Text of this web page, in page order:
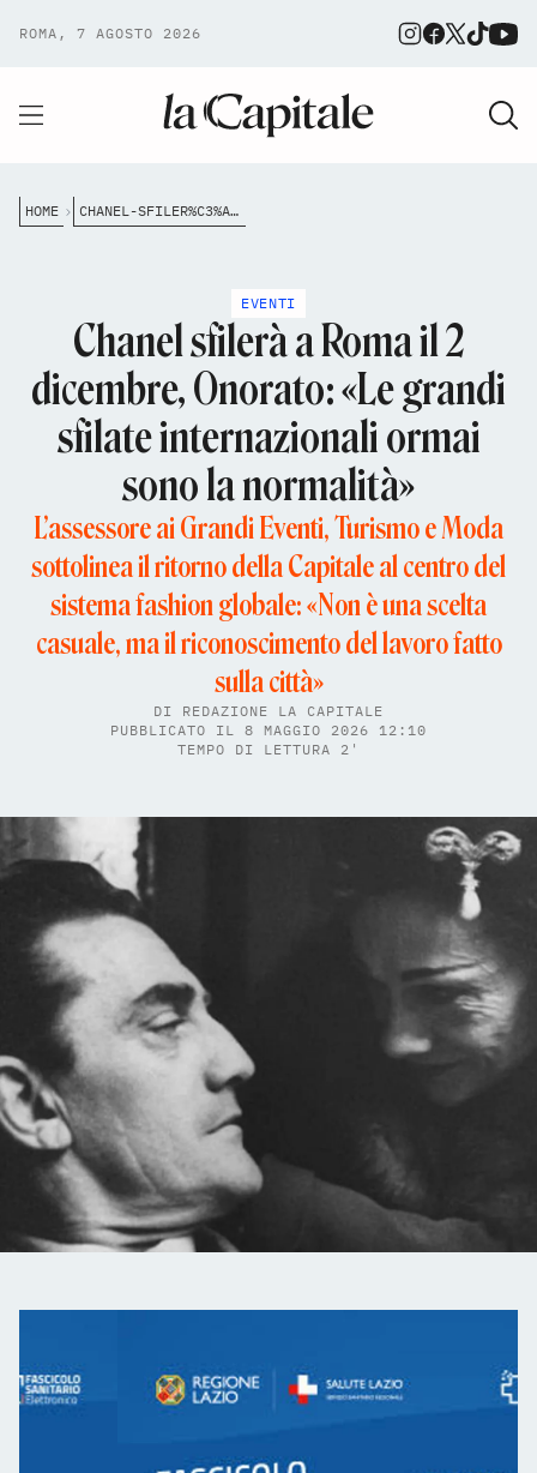
ROMA, 7 AGOSTO 2026
HOME CHANEL-SFILER%C3%A0-A-ROMA-IL-2-DICEMBRE-ONORATO-LE-GRANDI-SFILATE-INTERNAZIONALI-ORMAI-SONO-LA-NORMALIT%C3%A0
EVENTI
Chanel sfilerà a Roma il 2
dicembre, Onorato: «Le grandi
sfilate internazionali ormai
sono la normalità»
L’assessore ai Grandi Eventi, Turismo e Moda
sottolinea il ritorno della Capitale al centro del
sistema fashion globale: «Non è una scelta
casuale, ma il riconoscimento del lavoro fatto
sulla città»
DI REDAZIONE LA CAPITALE
PUBBLICATO IL 8 MAGGIO 2026 12:10
TEMPO DI LETTURA 2'